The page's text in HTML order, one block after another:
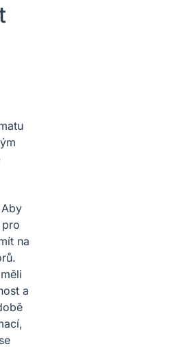
na
a